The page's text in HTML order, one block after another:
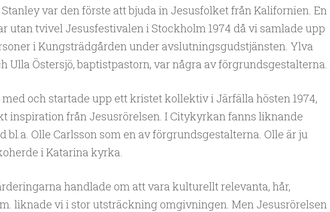
var den förste att bjuda in Jesusfolket från Kalifornien. En
utan tvivel Jesusfestivalen i Stockholm 1974 då vi samlade upp
i Kungsträdgården under avslutningsgudstjänsten. Ylva
Ulla Östersjö, baptistpastorn, var några av förgrundsgestalterna.
och startade upp ett kristet kollektiv i Järfälla hösten 1974,
inspiration från Jesusrörelsen. I Citykyrkan fanns liknande
bl.a. Olle Carlsson som en av förgrundsgestalterna. Olle är ju
i Katarina kyrka.
handlade om att vara kulturellt relevanta, hår,
liknade vi i stor utsträckning omgivningen. Men Jesusrörelsen